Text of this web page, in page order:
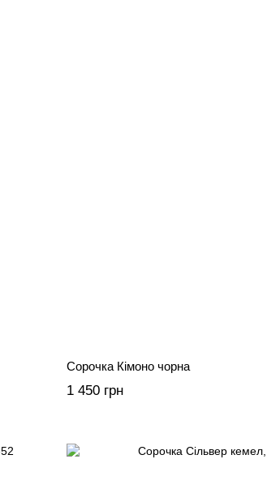
Сорочка Кімоно чорна
1 450 грн